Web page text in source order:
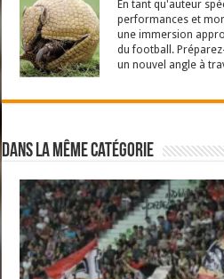
En tant qu'auteur
performances et
une immersion
du football.
un nouvel angle à
Dans la même catégorie